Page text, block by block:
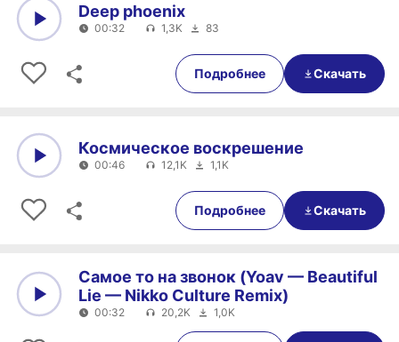
00:32
Deep phoenix
00:32 1,3K 83
Подробнее Скачать
00:46
Космическое воскрешение
00:46 12,1K 1,1K
Подробнее Скачать
00:32
Самое то на звонок (Yoav — Beautiful
Lie — Nikko Culture Remix)
00:32 20,2K 1,0K